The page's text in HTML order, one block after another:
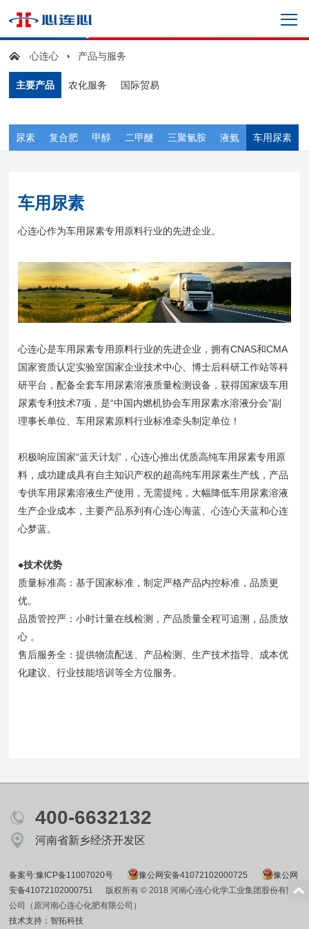
心连心 产品与服务
主要产品
尿素 复合肥 甲醇 二甲醚 三聚氰胺 液氨 车用尿素
农化服务 国际贸易
车用尿素
心连心作为车用尿素专用原料行业的先进企业。
心连心是车用尿素专用原料行业的先进企业，拥有CNAS和CMA
国家资质认定实验室国家企业技术中心、博士后科研工作站等科
研平台，配备全套车用尿素溶液质量检测设备，获得国家级车用
尿素专利技术7项，是“中国内燃机协会车用尿素水溶液分会”副
理事长单位、车用尿素原料行业标准牵头制定单位！
积极响应国家“蓝天计划”，心连心推出优质高纯车用尿素专用原
料，成功建成具有自主知识产权的超高纯车用尿素生产线，产品
专供车用尿素溶液生产使用，无需提纯，大幅降低车用尿素溶液
生产企业成本，主要产品系列有心连心海蓝、心连心天蓝和心连
心梦蓝。
●技术优势
质量标准高：基于国家标准，制定严格产品内控标准，品质更
优。
品质管控严：小时计量在线检测，产品质量全程可追溯，品质放
心 。
售后服务全：提供物流配送、产品检测、生产技术指导、成本优
化建议、行业技能培训等全方位服务。
400-6632132
河南省新乡经济开发区
备案号:豫ICP备11007020号 豫公网安备41072102000725
豫公网
安备41072102000751
版权所有 © 2018 河南心连心化学工业集团股份有限
公司（原河南心连心化肥有限公司）
技术支持：智拓科技